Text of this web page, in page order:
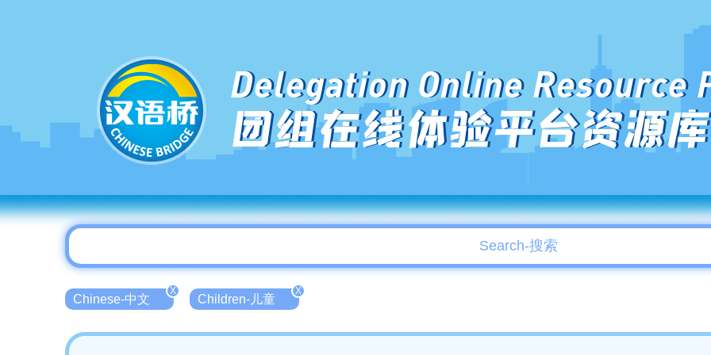
Delegation Online Resource
团组在线体验平台资源库
Chinese-中文
X
Children-儿童
X